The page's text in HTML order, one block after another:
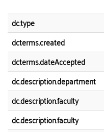
dc.type
dcterms.created
dcterms.dateAccepted
dc.description.department
dc.description.faculty
dc.description.faculty